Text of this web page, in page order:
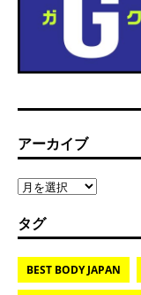
アーカイブ
タグ
BEST BODY JAPAN